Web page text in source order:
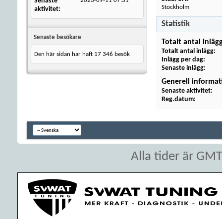
aktivitet
Senaste besökare
Den här sidan har haft 17 346 besök
Stockholm
Statistik
Totalt antal
Totalt antal inlägg
Inlägg per dag
Senaste inlägg
Generell
Senaste aktivitet
Reg.datum
Alla tider är